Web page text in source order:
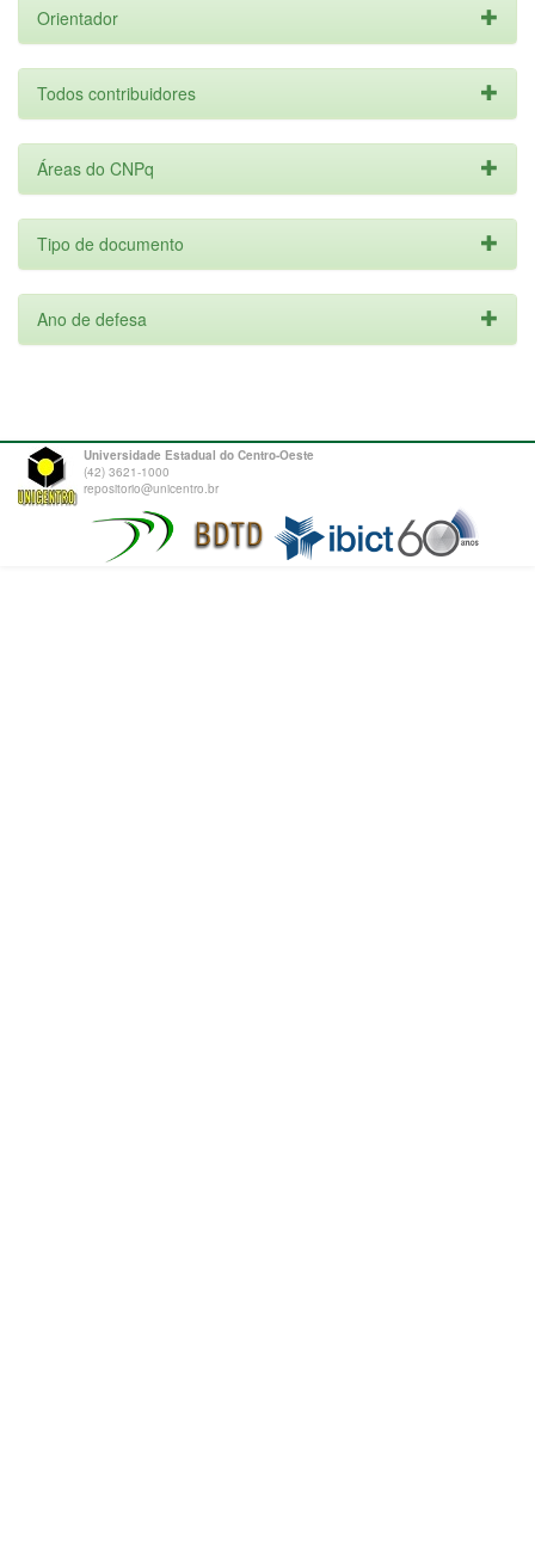
Orientador
Todos contribuidores
Áreas do CNPq
Tipo de documento
Ano de defesa
Universidade Estadual do Centro-Oeste
(42) 3621-1000
repositorio@unicentro.br